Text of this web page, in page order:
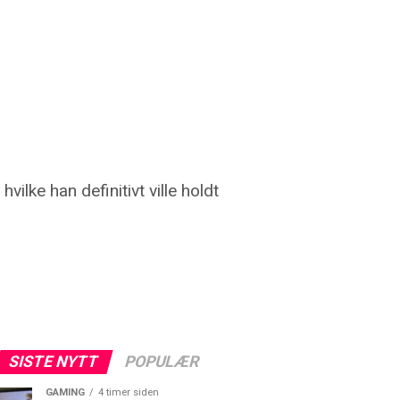
han definitivt ville holdt
SISTE NYTT POPULÆR
GAMING 4 timer siden